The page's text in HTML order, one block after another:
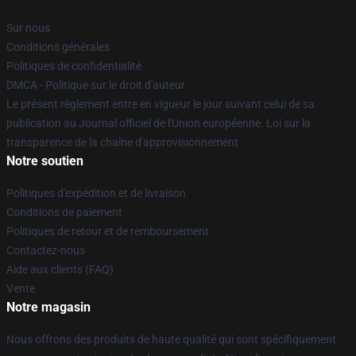
Sur nous
Conditions générales
Politiques de confidentialité
DMCA - Politique sur le droit d'auteur
Le présent règlement entre en vigueur le jour suivant celui de sa
publication au Journal officiel de l'Union européenne. Loi sur la
transparence de la chaîne d'approvisionnement
Notre soutien
Politiques d'expédition et de livraison
Conditions de paiement
Politiques de retour et de remboursement
Contactez-nous
Aide aux clients (FAQ)
Vente
Notre magasin
Nous offrons des produits de haute qualité qui sont spécifiquement